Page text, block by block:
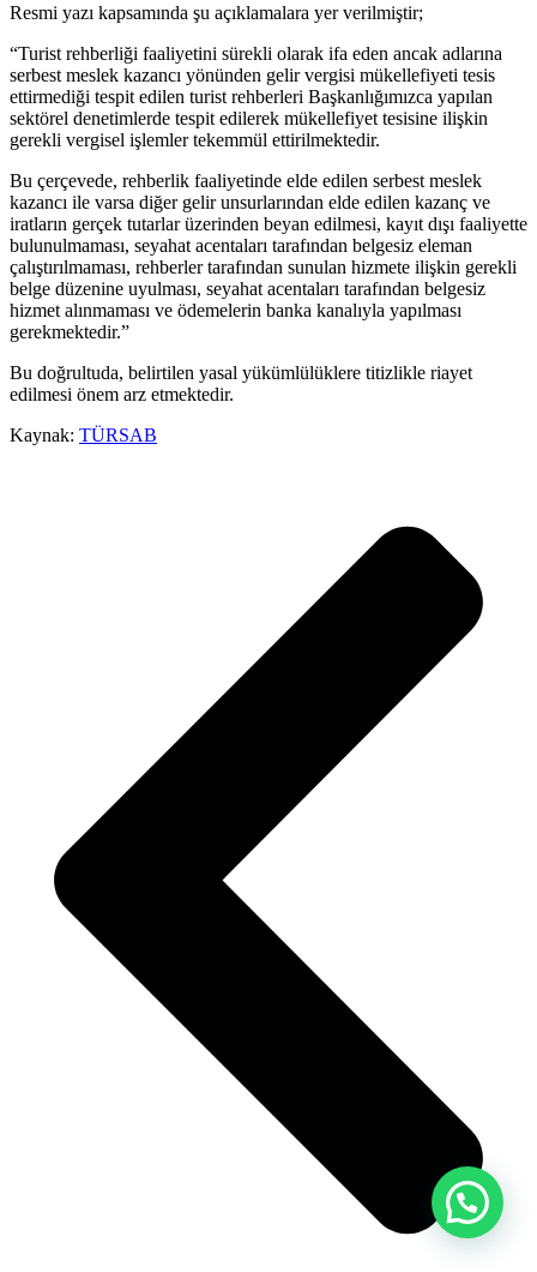
Resmi yazı kapsamında şu açıklamalara yer verilmiştir;
“Turist rehberliği faaliyetini sürekli olarak ifa eden ancak adlarına
serbest meslek kazancı yönünden gelir vergisi mükellefiyeti tesis
ettirmediği tespit edilen turist rehberleri Başkanlığımızca yapılan
sektörel denetimlerde tespit edilerek mükellefiyet tesisine ilişkin
gerekli vergisel işlemler tekemmül ettirilmektedir.
Bu çerçevede, rehberlik faaliyetinde elde edilen serbest meslek
kazancı ile varsa diğer gelir unsurlarından elde edilen kazanç ve
iratların gerçek tutarlar üzerinden beyan edilmesi, kayıt dışı faaliyette
bulunulmaması, seyahat acentaları tarafından belgesiz eleman
çalıştırılmaması, rehberler tarafından sunulan hizmete ilişkin gerekli
belge düzenine uyulması, seyahat acentaları tarafından belgesiz
hizmet alınmaması ve ödemelerin banka kanalıyla yapılması
gerekmektedir.”
Bu doğrultuda, belirtilen yasal yükümlülüklere titizlikle riayet
edilmesi önem arz etmektedir.
Kaynak: TÜRSAB